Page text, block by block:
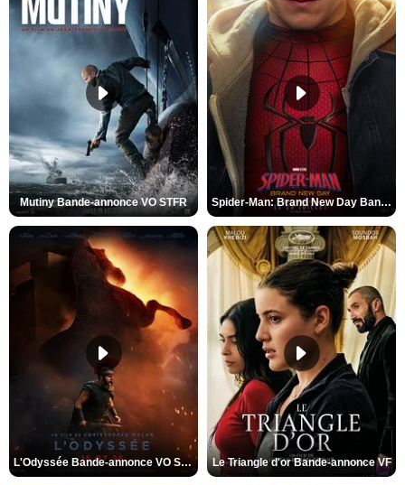
Mutiny Bande-annonce VO STFR Spider-Man: Brand New Day Bande-annonce VO STFR
L'Odyssée Bande-annonce VO STFR Le Triangle d'or Bande-annonce VF